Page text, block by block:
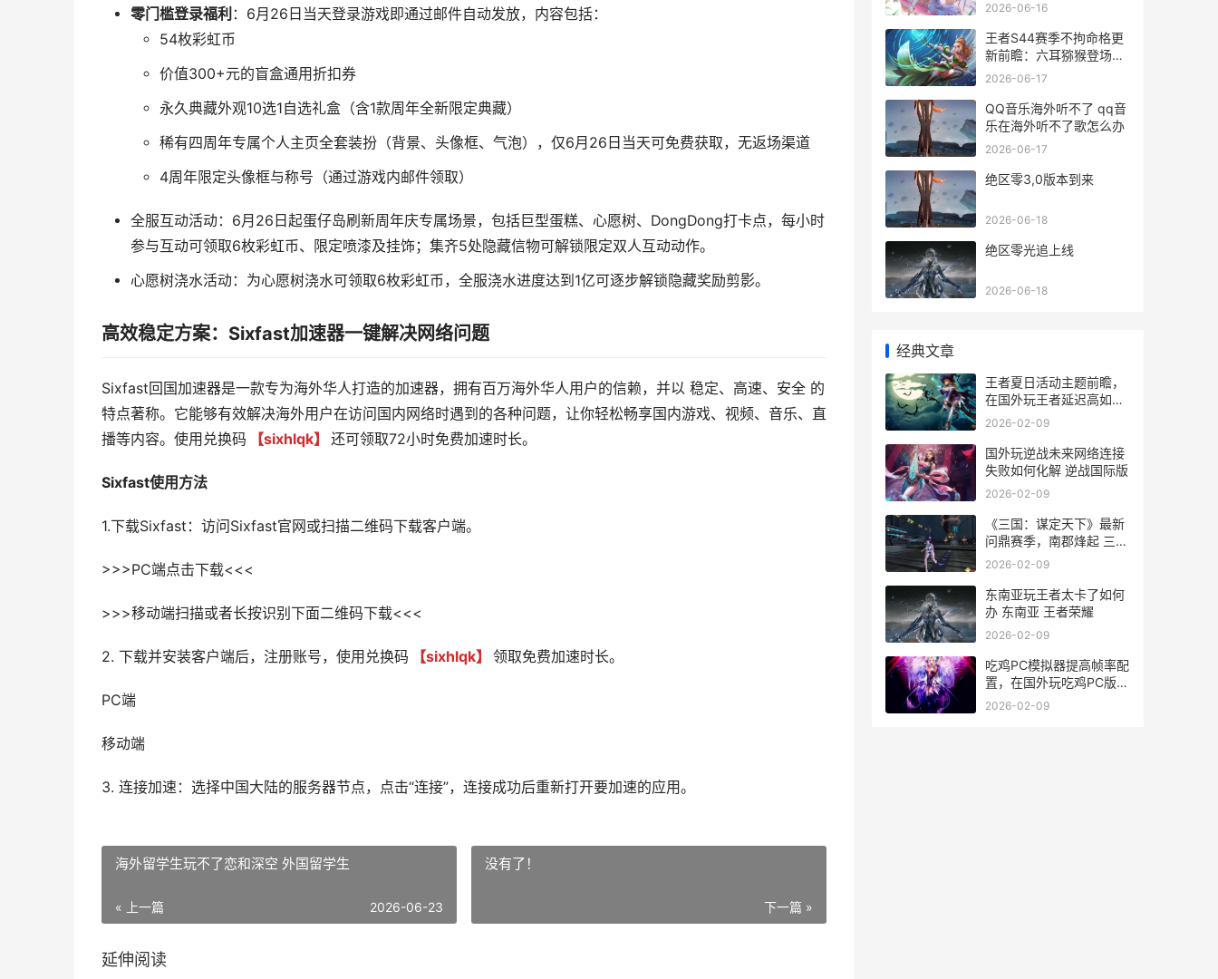
零门槛登录福利 ：6月26日当天登录游戏即通过邮件自动发放，内容包括：
54枚彩虹币
价值300+元的盲盒通用折扣券
永久典藏外观10选1自选礼盒（含1款周年全新限定典藏）
稀有四周年专属个人主页全套装扮（背景、头像框、气泡），仅6月26日当天可免费获取，无返场渠道
4周年限定头像框与称号（通过游戏内邮件领取）
全服互动活动：6月26日起蛋仔岛刷新周年庆专属场景，包括巨型蛋糕、心愿树、DongDong打卡点，每小时
参与互动可领取6枚彩虹币、限定喷漆及挂饰；集齐5处隐藏信物可解锁限定双人互动动作。
心愿树浇水活动：为心愿树浇水可领取6枚彩虹币，全服浇水进度达到1亿可逐步解锁隐藏奖励剪影。
高效稳定方案：Sixfast加速器一键解决网络问题
Sixfast回国加速器是一款专为海外华人打造的加速器，拥有百万海外华人用户的信赖，并以 稳定、高速、安全 的
特点著称。它能够有效解决海外用户在访问国内网络时遇到的各种问题，让你轻松畅享国内游戏、视频、音乐、直
播等内容。使用兑换码
【sixhlqk】 还可领取72小时免费加速时长。
Sixfast使用方法
1.下载Sixfast：访问Sixfast官网或扫描二维码下载客户端。
>>>PC端点击下载<<<
>>>移动端扫描或者长按识别下面二维码下载<<<
2. 下载并安装客户端后，注册账号，使用兑换码 【sixhlqk】 领取免费加速时长。
PC端
移动端
3. 连接加速：选择中国大陆的服务器节点，点击“连接”，连接成功后重新打开要加速的应用。
海外留学生玩不了恋和深空 外国留学生
« 上一篇 2026-06-23
没有了！
下一篇 »
延伸阅读
2026-06-16
王者S44赛季不拘命格更
新前瞻：六耳猕猴登场，
加拿大玩不了国服如何办
2026-06-17
QQ音乐海外听不了 qq音
乐在海外听不了歌怎么办
2026-06-17
绝区零3,0版本到来
2026-06-18
绝区零光追上线
2026-06-18
经典文章
王者夏日活动主题前瞻，
在国外玩王者延迟高如何
办 2020王者夏日庆典返
2026-02-09
国外玩逆战未来网络连接
失败如何化解 逆战国际版
2026-02-09
《三国：谋定天下》最新
问鼎赛季，南郡烽起 三国
谋定天下bibi版本下载
2026-02-09
东南亚玩王者太卡了如何
办 东南亚 王者荣耀
2026-02-09
吃鸡PC模拟器提高帧率配
置，在国外玩吃鸡PC版如
何降低延迟 吃鸡pc模拟
2026-02-09